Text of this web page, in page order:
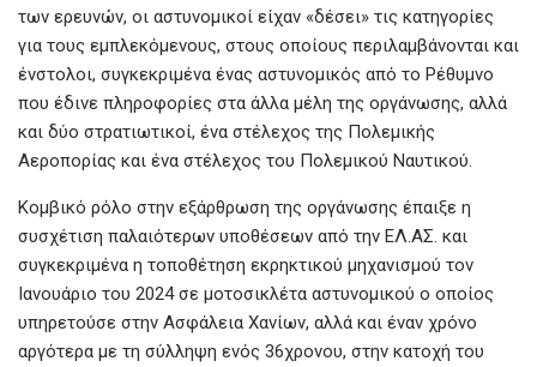
των ερευνών, οι αστυνομικοί είχαν «δέσει» τις κατηγορίες
για τους εμπλεκόμενους, στους οποίους περιλαμβάνονται και
ένστολοι, συγκεκριμένα ένας αστυνομικός από το Ρέθυμνο
που έδινε πληροφορίες στα άλλα μέλη της οργάνωσης, αλλά
και δύο στρατιωτικοί, ένα στέλεχος της Πολεμικής
Αεροπορίας και ένα στέλεχος του Πολεμικού Ναυτικού.
Κομβικό ρόλο στην εξάρθρωση της οργάνωσης έπαιξε η
συσχέτιση παλαιότερων υποθέσεων από την ΕΛ.ΑΣ. και
συγκεκριμένα η τοποθέτηση εκρηκτικού μηχανισμού τον
Ιανουάριο του 2024 σε μοτοσικλέτα αστυνομικού ο οποίος
υπηρετούσε στην Ασφάλεια Χανίων, αλλά και έναν χρόνο
αργότερα με τη σύλληψη ενός 36χρονου, στην κατοχή του